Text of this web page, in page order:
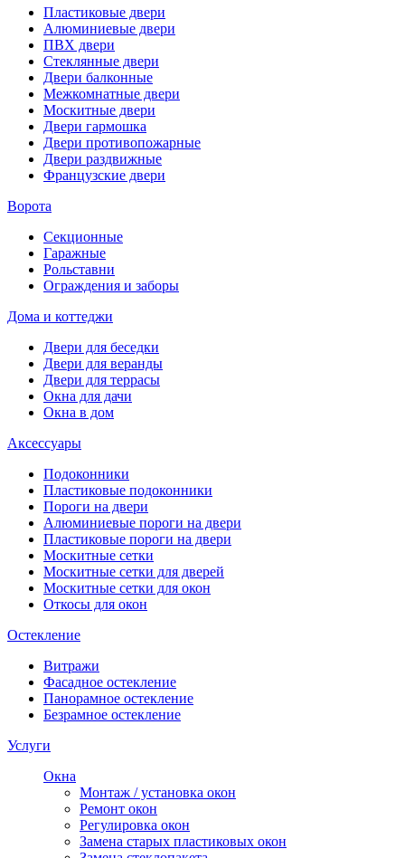
Пластиковые двери
Алюминиевые двери
ПВХ двери
Стеклянные двери
Двери балконные
Межкомнатные двери
Москитные двери
Двери гармошка
Двери противопожарные
Двери раздвижные
Французские двери
Ворота
Секционные
Гаражные
Рольставни
Ограждения и заборы
Дома и коттеджи
Двери для беседки
Двери для веранды
Двери для террасы
Окна для дачи
Окна в дом
Аксессуары
Подоконники
Пластиковые подоконники
Пороги на двери
Алюминиевые пороги на двери
Пластиковые пороги на двери
Москитные сетки
Москитные сетки для дверей
Москитные сетки для окон
Откосы для окон
Остекление
Витражи
Фасадное остекление
Панорамное остекление
Безрамное остекление
Услуги
Окна
Монтаж / установка окон
Ремонт окон
Регулировка окон
Замена старых пластиковых окон